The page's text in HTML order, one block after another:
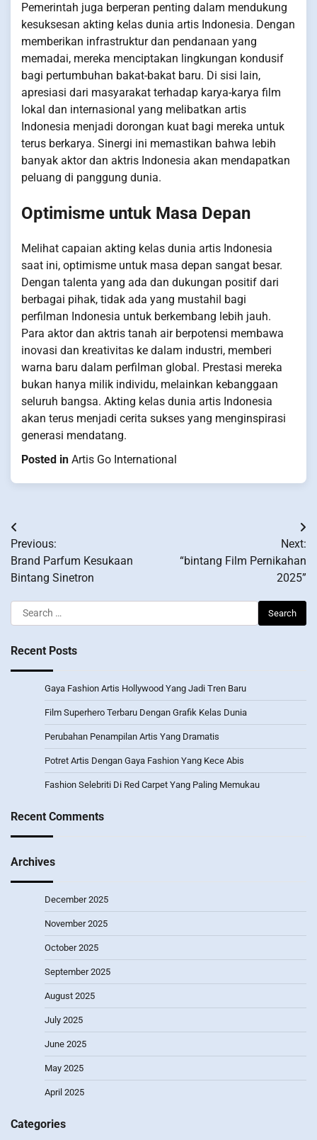
Pemerintah juga berperan penting dalam mendukung
kesuksesan akting kelas dunia artis Indonesia. Dengan
memberikan infrastruktur dan pendanaan yang
memadai, mereka menciptakan lingkungan kondusif
bagi pertumbuhan bakat-bakat baru. Di sisi lain,
apresiasi dari masyarakat terhadap karya-karya film
lokal dan internasional yang melibatkan artis
Indonesia menjadi dorongan kuat bagi mereka untuk
terus berkarya. Sinergi ini memastikan bahwa lebih
banyak aktor dan aktris Indonesia akan mendapatkan
peluang di panggung dunia.
Optimisme untuk Masa Depan
Melihat capaian akting kelas dunia artis Indonesia
saat ini, optimisme untuk masa depan sangat besar.
Dengan talenta yang ada dan dukungan positif dari
berbagai pihak, tidak ada yang mustahil bagi
perfilman Indonesia untuk berkembang lebih jauh.
Para aktor dan aktris tanah air berpotensi membawa
inovasi dan kreativitas ke dalam industri, memberi
warna baru dalam perfilman global. Prestasi mereka
bukan hanya milik individu, melainkan kebanggaan
seluruh bangsa. Akting kelas dunia artis Indonesia
akan terus menjadi cerita sukses yang menginspirasi
generasi mendatang.
Posted in Artis Go International
Post
navigation
Previous:
Brand Parfum Kesukaan
Bintang Sinetron
Next:
“bintang Film Pernikahan
2025”
Search
for:
Recent Posts
Gaya Fashion Artis Hollywood Yang Jadi Tren Baru
Film Superhero Terbaru Dengan Grafik Kelas Dunia
Perubahan Penampilan Artis Yang Dramatis
Potret Artis Dengan Gaya Fashion Yang Kece Abis
Fashion Selebriti Di Red Carpet Yang Paling Memukau
Recent Comments
Archives
December 2025
November 2025
October 2025
September 2025
August 2025
July 2025
June 2025
May 2025
April 2025
Categories